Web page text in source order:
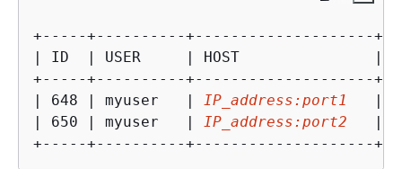
+-----+----------+--------------------
| ID  | USER     | HOST               | DB
+-----+----------+--------------------
| 648 | myuser   | IP_address:port1
| 650 | myuser   | IP_address:port2
+-----+----------+--------------------